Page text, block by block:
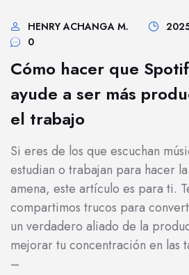
HENRY ACHANGA M.
0
Cómo hacer que
ayude a ser más
el trabajo
Si eres de los que escuchan
estudian o trabajan para hacer
amena, este artículo es para ti.
compartimos trucos para
un verdadero aliado de la
mejorar tu concentración en las
–